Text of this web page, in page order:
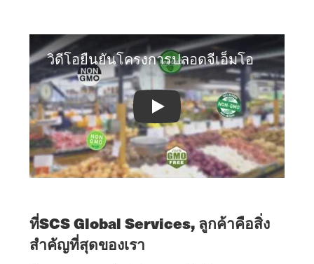
วิดีโอยืนยันโครงการปลอดจีเอ็มโอ
Non-GMO Project Verification Video
ที่SCS Global Services, ลูกค้าคือสิ่ง
สำคัญที่สุดของเรา